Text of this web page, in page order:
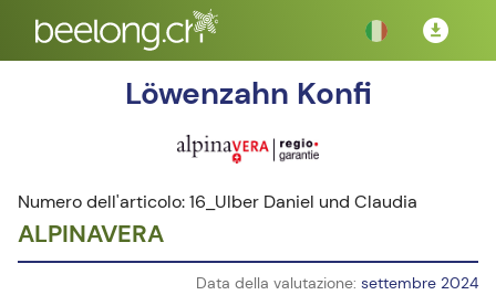
Löwenzahn Konfi
Numero dell'articolo: 16_Ulber Daniel und Claudia
ALPINAVERA
Data della valutazione: settembre 2024